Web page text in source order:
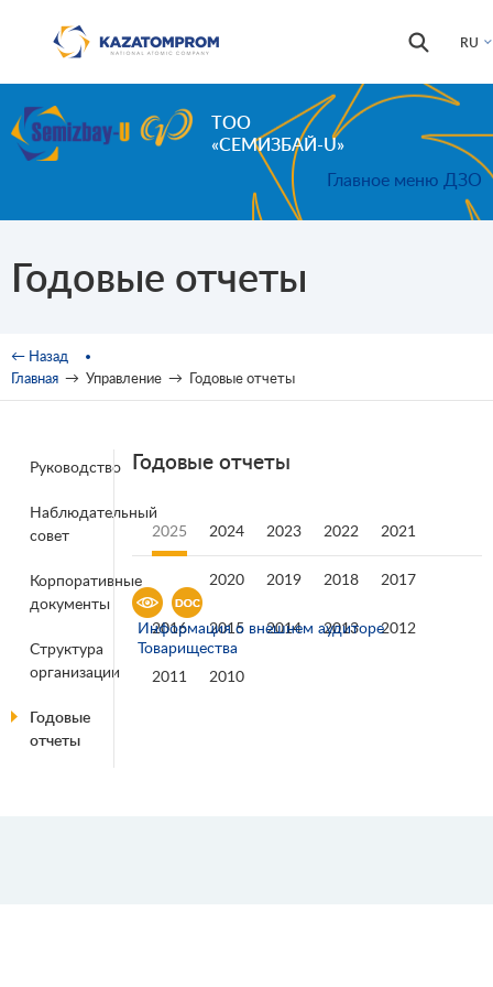
RU
Форма
Поиск
ТОО
«СЕМИЗБАЙ-U»
Главное меню ДЗО
Годовые отчеты
Вы здесь
← Назад
Главная → Управление → Годовые отчеты
Руководство
Наблюдательный
совет
Корпоративные
документы
Структура
организации
Годовые
отчеты
Годовые отчеты
2025
Информация о внешнем аудиторе
Товарищества
2024 2023 2022 2021
2020 2019 2018 2017
2016 2015 2014 2013 2012
2011 2010